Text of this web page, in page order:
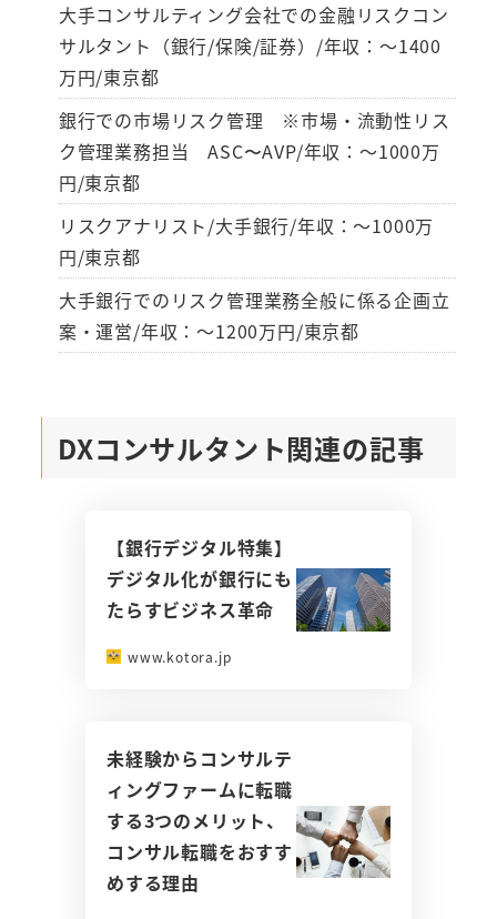
大手コンサルティング会社での金融リスクコン
サルタント（銀行/保険/証券）/年収：～1400
万円/東京都
銀行での市場リスク管理 ※市場・流動性リス
ク管理業務担当 ASC〜AVP/年収：～1000万
円/東京都
リスクアナリスト/大手銀行/年収：～1000万
円/東京都
大手銀行でのリスク管理業務全般に係る企画立
案・運営/年収：～1200万円/東京都
DXコンサルタント関連の記事
【銀行デジタル特集】
デジタル化が銀行にも
たらすビジネス革命
www.kotora.jp
未経験からコンサルテ
ィングファームに転職
する3つのメリット、
コンサル転職をおすす
めする理由